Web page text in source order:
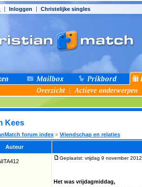
Inloggen Christelijke singles
Kees
forum index » Vriendschap en relaties
Auteur
Geplaatst: vrijdag 9 november
Het was vrijdagmiddag,